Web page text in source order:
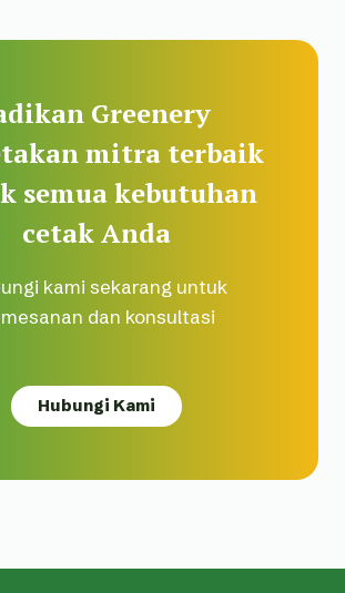
Greenery
mitra terbaik
semua kebutuhan
cetak Anda
kami sekarang untuk
dan konsultasi
Hubungi Kami